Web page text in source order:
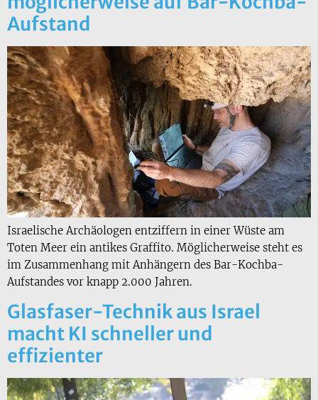
Aufstand
Israelische Archäologen entziffern in einer Wüste am
Toten Meer ein antikes Graffito. Möglicherweise steht es
im Zusammenhang mit Anhängern des Bar-Kochba-
Aufstandes vor knapp 2.000 Jahren.
Glasfaser-Technik aus Israel
macht KI schneller und
effizienter